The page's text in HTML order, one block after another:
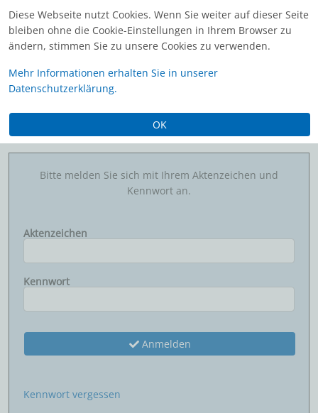
Diese Webseite nutzt Cookies. Wenn Sie weiter auf dieser Seite
bleiben ohne die Cookie-Einstellungen in Ihrem Browser zu
ändern, stimmen Sie zu unsere Cookies zu verwenden.
Mehr Informationen erhalten Sie in unserer
Datenschutzerklärung.
OK
DelPro Serviceportal
Anmeldung
Bitte melden Sie sich mit Ihrem Aktenzeichen und
Kennwort an.
Aktenzeichen
Kennwort
Anmelden
Kennwort vergessen